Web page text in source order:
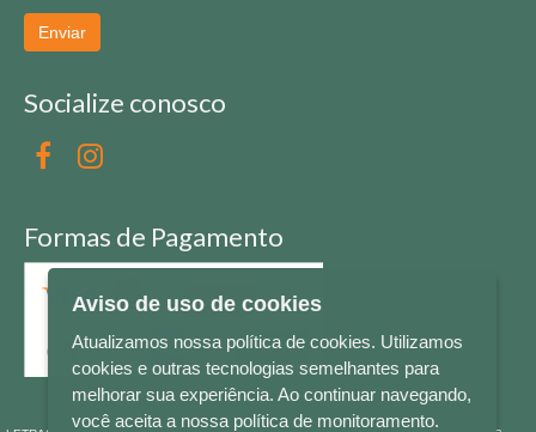
Enviar
Socialize conosco
Formas de Pagamento
Aviso de uso de cookies
Atualizamos nossa política de cookies. Utilizamos
cookies e outras tecnologias semelhantes para
melhorar sua experiência. Ao continuar navegando,
você aceita a nossa política de monitoramento.